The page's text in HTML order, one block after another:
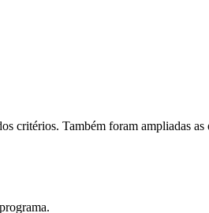
critérios. Também foram ampliadas